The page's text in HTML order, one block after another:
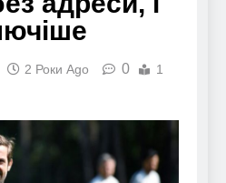
2 Роки Ago 0
1